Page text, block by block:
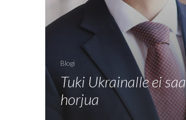
Blogi
Tuki Ukrainalle ei saa
horjua